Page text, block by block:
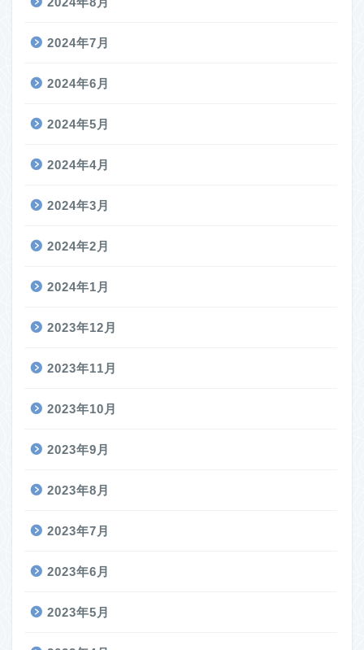
2024年7月
2024年6月
2024年5月
2024年4月
2024年3月
2024年2月
2024年1月
2023年12月
2023年11月
2023年10月
2023年9月
2023年8月
2023年7月
2023年6月
2023年5月